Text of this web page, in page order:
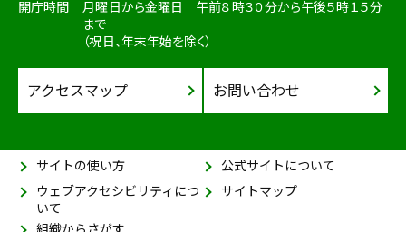
開庁時間
月曜日から金曜日 午前８時３０分から午後５時１５分
まで
（祝日、年末年始を除く）
アクセスマップ お問い合わせ
サイトの使い方
公式サイトについて
ウェブアクセシビリティにつ
いて
サイトマップ